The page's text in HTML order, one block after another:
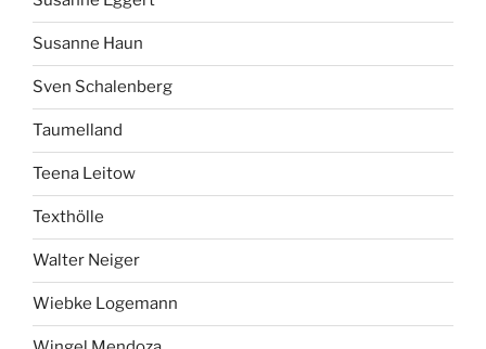
Susanne Haun
Sven Schalenberg
Taumelland
Teena Leitow
Texthölle
Walter Neiger
Wiebke Logemann